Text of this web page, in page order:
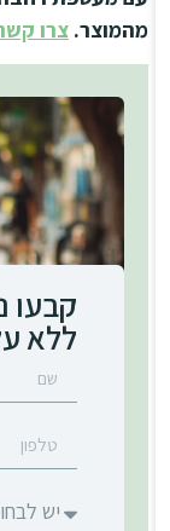
מהמוצר.צרו קשר
קבעו
ללא